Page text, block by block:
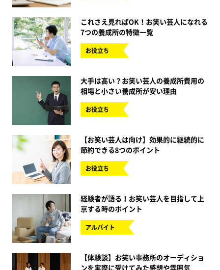
これさえ見ればOK！お笑い芸人になれる
7つの養成所の特徴一覧
お役立ち
大手は高い？お笑い芸人の養成所費用の
相場と小さい養成所が安い理由
お役立ち
【お笑い芸人は向け】効果的に継続的に
節約できる8つのポイント
お役立ち
経験者が語る！お笑い芸人を目指して上
京する時のポイント
アルバイト
【体験談】お笑い事務所のオーディショ
ンを実際に受けてみた感想や雰囲気